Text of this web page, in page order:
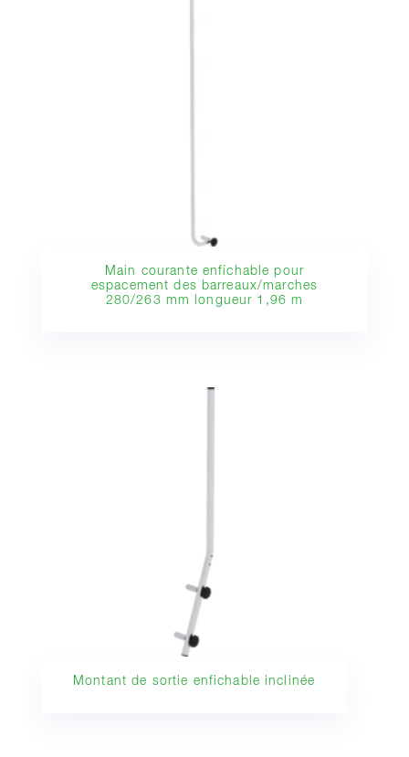
Main courante enfichable pour
espacement des barreaux/marches
280/263 mm longueur 1,96 m
Montant de sortie enfichable inclinée